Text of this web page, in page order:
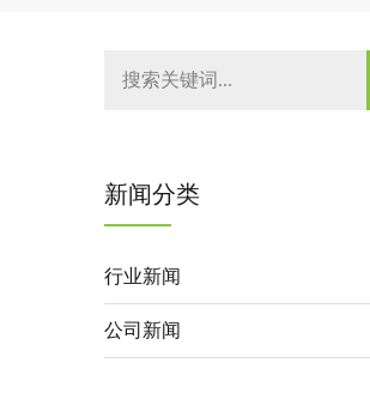
新闻分类
行业新闻
公司新闻